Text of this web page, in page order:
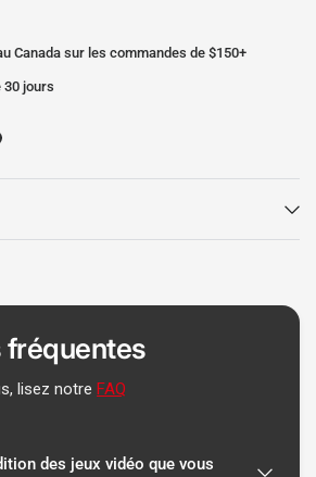
Canada sur les commandes de $150+
30 jours
fréquentes
lisez notre FAQ
des jeux vidéo que vous